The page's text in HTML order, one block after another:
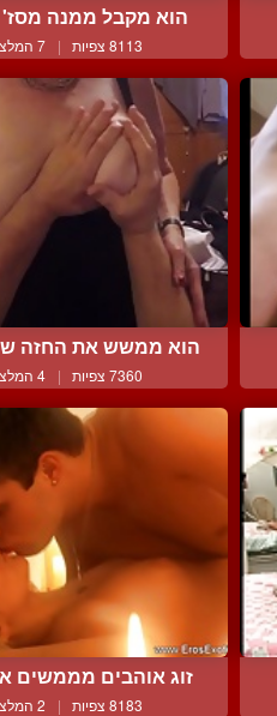
הוא מקבל ממנה מסז'
8113 צפיות | 7 המלצות
הוא ממשש את החזה
7360 צפיות | 4 המלצות
זוג אוהבים מממשים
8183 צפיות | 2 המלצות